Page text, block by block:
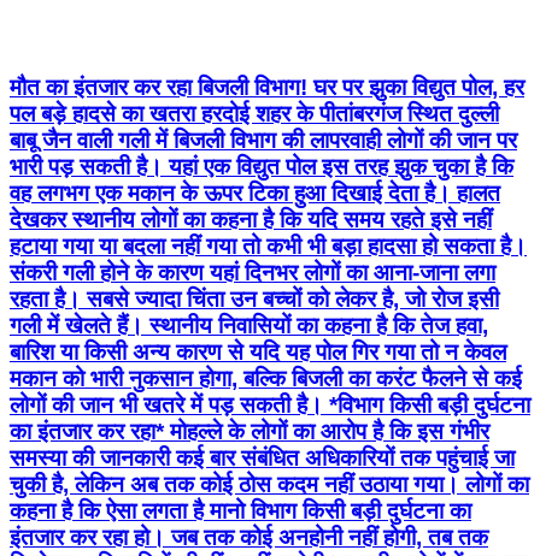
मौत का इंतजार कर रहा बिजली विभाग! घर पर झुका विद्युत पोल, हर
पल बड़े हादसे का खतरा हरदोई शहर के पीतांबरगंज स्थित दुल्ली
बाबू जैन वाली गली में बिजली विभाग की लापरवाही लोगों की जान पर
भारी पड़ सकती है। यहां एक विद्युत पोल इस तरह झुक चुका है कि
वह लगभग एक मकान के ऊपर टिका हुआ दिखाई देता है। हालत
देखकर स्थानीय लोगों का कहना है कि यदि समय रहते इसे नहीं
हटाया गया या बदला नहीं गया तो कभी भी बड़ा हादसा हो सकता है।
संकरी गली होने के कारण यहां दिनभर लोगों का आना-जाना लगा
रहता है। सबसे ज्यादा चिंता उन बच्चों को लेकर है, जो रोज इसी
गली में खेलते हैं। स्थानीय निवासियों का कहना है कि तेज हवा,
बारिश या किसी अन्य कारण से यदि यह पोल गिर गया तो न केवल
मकान को भारी नुकसान होगा, बल्कि बिजली का करंट फैलने से कई
लोगों की जान भी खतरे में पड़ सकती है। *विभाग किसी बड़ी दुर्घटना
का इंतजार कर रहा* मोहल्ले के लोगों का आरोप है कि इस गंभीर
समस्या की जानकारी कई बार संबंधित अधिकारियों तक पहुंचाई जा
चुकी है, लेकिन अब तक कोई ठोस कदम नहीं उठाया गया। लोगों का
कहना है कि ऐसा लगता है मानो विभाग किसी बड़ी दुर्घटना का
इंतजार कर रहा हो। जब तक कोई अनहोनी नहीं होगी, तब तक